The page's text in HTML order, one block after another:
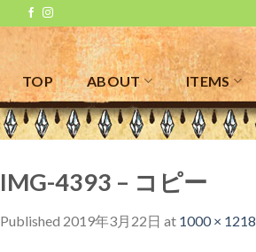
TOP ABOUT ITEMS
IMG-4393 – コピー
Published 2019年3月22日 at 1000 × 1218